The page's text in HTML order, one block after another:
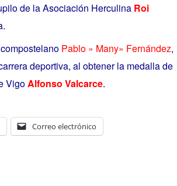
de la Asociación Herculina Roi
Pablo » Many» Fernández,
deportiva, al obtener la medalla de
VigoAlfonso Valcarce.
Correo electrónico